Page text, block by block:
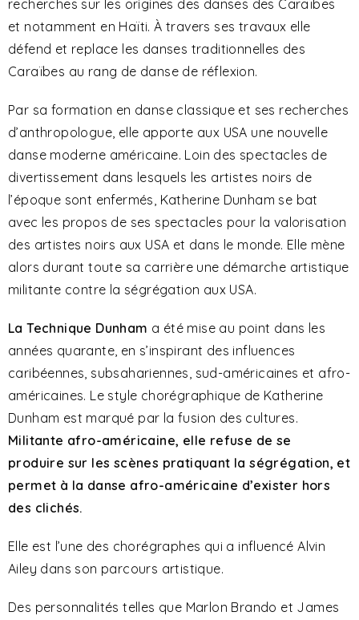
recherches sur les origines des danses des Caraïbes
et notamment en Haïti. À travers ses travaux elle
défend et replace les danses traditionnelles des
Caraïbes au rang de danse de réflexion.
Par sa formation en danse classique et ses recherches
d’anthropologue, elle apporte aux USA une nouvelle
danse moderne américaine. Loin des spectacles de
divertissement dans lesquels les artistes noirs de
l’époque sont enfermés, Katherine Dunham se bat
avec les propos de ses spectacles pour la valorisation
des artistes noirs aux USA et dans le monde. Elle mène
alors durant toute sa carrière une démarche artistique
militante contre la ségrégation aux USA.
La Technique Dunham a été mise au point dans les
années quarante, en s’inspirant des influences
caribéennes, subsahariennes, sud-américaines et afro-
américaines. Le style chorégraphique de Katherine
Dunham est marqué par la fusion des cultures.
Militante afro-américaine, elle refuse de se
produire sur les scènes pratiquant la ségrégation, et
permet à la danse afro-américaine d’exister hors
des clichés.
Elle est l’une des chorégraphes qui a influencé Alvin
Ailey dans son parcours artistique.
Des personnalités telles que Marlon Brando et James